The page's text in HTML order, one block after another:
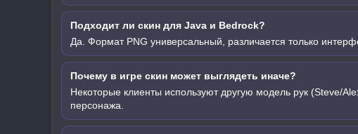
Подходит ли скин для Java и Bedrock?
Да. Формат PNG универсальный, различается только
Почему в игре скин может выглядеть иначе?
Некоторые клиенты используют другую модель рук (Steve/
персонажа.